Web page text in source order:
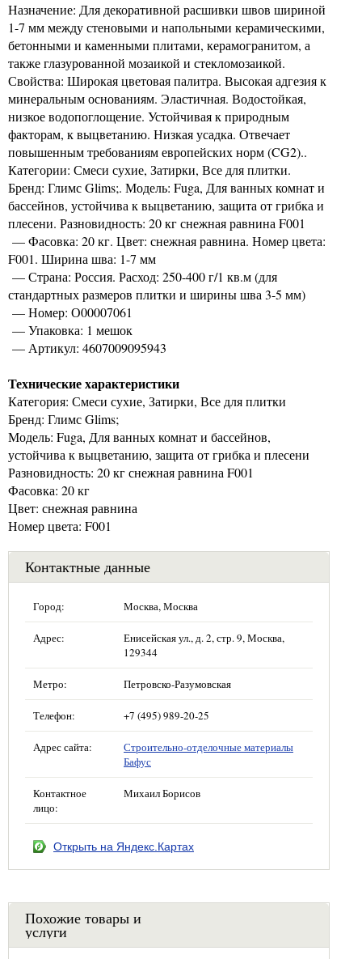
Назначение: Для декоративной расшивки швов шириной
1-7 мм между стеновыми и напольными керамическими,
бетонными и каменными плитами, керамогранитом, а
также глазурованной мозаикой и стекломозаикой.
Свойства: Широкая цветовая палитра. Высокая адгезия к
минеральным основаниям. Эластичная. Водостойкая,
низкое водопоглощение. Устойчивая к природным
факторам, к выцветанию. Низкая усадка. Отвечает
повышенным требованиям европейских норм (CG2)..
Категории: Смеси сухие, Затирки, Все для плитки.
Бренд: Глимс Glims;. Модель: Fuga, Для ванных комнат и
бассейнов, устойчива к выцветанию, защита от грибка и
плесени. Разновидность: 20 кг снежная равнина F001
— Фасовка: 20 кг. Цвет: снежная равнина. Номер цвета:
F001. Ширина шва: 1-7 мм
— Страна: Россия. Расход: 250-400 г/1 кв.м (для
стандартных размеров плитки и ширины шва 3-5 мм)
— Номер: О00007061
— Упаковка: 1 мешок
— Артикул: 4607009095943
Технические характеристики
Категория: Смеси сухие, Затирки, Все для плитки
Бренд: Глимс Glims;
Модель: Fuga, Для ванных комнат и бассейнов,
устойчива к выцветанию, защита от грибка и плесени
Разновидность: 20 кг снежная равнина F001
Фасовка: 20 кг
Цвет: снежная равнина
Номер цвета: F001
Контактные данные
Город: Москва, Москва
Адрес:
Енисейская ул., д. 2, стр. 9, Москва,
129344
Метро: Петровско-Разумовская
Телефон: +7 (495) 989-20-25
Адрес сайта:
Строительно-отделочные материалы
Бафус
Контактное
лицо:
Михаил Борисов
Открыть на Яндекс.Картах
Похожие товары и
услуги